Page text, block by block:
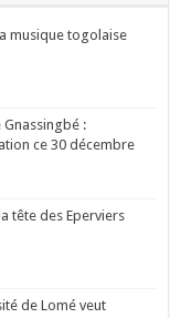
musique togolaise
:
ce 30 décembre
tête des Eperviers
de Lomé veut